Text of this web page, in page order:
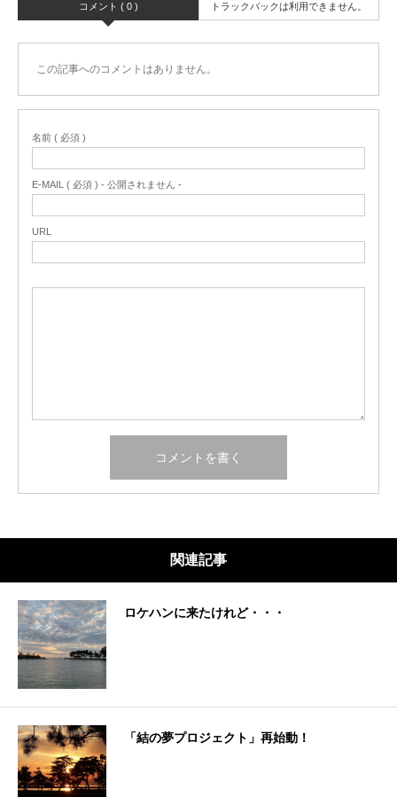
コメント ( 0 ) トラックバックは利用できません。
この記事へのコメントはありません。
名前 ( 必須 )
E-MAIL ( 必須 ) - 公開されません -
URL
関連記事
ロケハンに来たけれど・・・
「結の夢プロジェクト」再始動！